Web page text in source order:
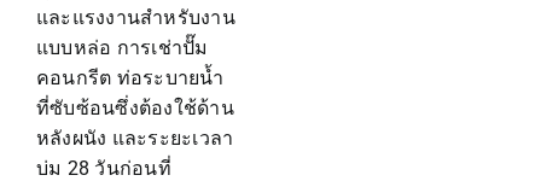
และแรงงานสำหรับงาน
แบบหล่อ การเช่าปั๊ม
คอนกรีต ท่อระบายน้ำ
ที่ซับซ้อนซึ่งต้องใช้ด้าน
หลังผนัง และระยะเวลา
บ่ม 28 วันก่อนที่